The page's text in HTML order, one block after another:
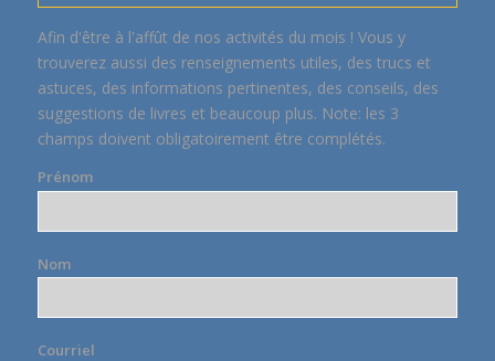
Afin d'être à l'affût de nos activités du mois ! Vous y
trouverez aussi des renseignements utiles, des trucs et
astuces, des informations pertinentes, des conseils, des
suggestions de livres et beaucoup plus. Note: les 3
champs doivent obligatoirement être complétés.
Prénom
Nom
Courriel